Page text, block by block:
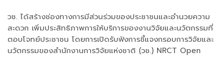
วช. ได้สร้างช่องทางการมีส่วนร่วมของประชาชนและอำนวยความ
สะดวก เพิ่มประสิทธิภาพการให้บริการของงานวิจัยและนวัตกรรมที่
ตอบโจทย์ประชาชน โดยการเปิดรับฟังการชี้แจงกรอบการวิจัยและ
นวัตกรรมของสำนักงานการวิจัยแห่งชาติ (วช.) NRCT Open